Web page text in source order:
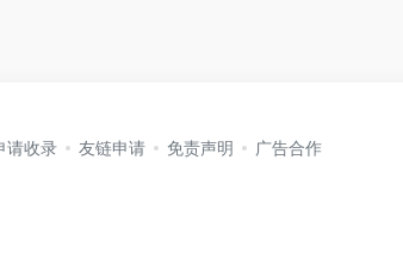
请收录 友链申请 免责声明 广告合作